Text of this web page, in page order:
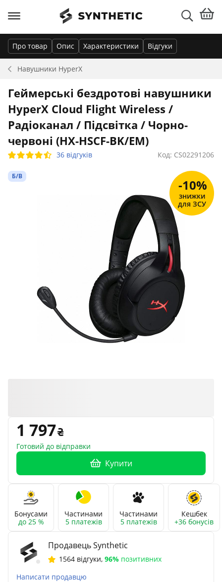
Навушники HyperX
Про товар Опис Характеристики Відгуки
Геймерські бездротові навушники
HyperX Cloud Flight Wireless /
Радіоканал / Підсвітка / Чорно-
червоні (HX-HSCF-BK/EM)
36 відгуків Код: CS02291206
Б/В
-10%
знижки
для ЗСУ
1 797
Готовий до відправки
Купити
Бонусами
до 25 %
Частинами
5 платежів
Частинами
5 платежів
Кешбек
+36 бонусів
Продавець Synthetic
1564 відгуки, 96% позитивних
Написати продавцю